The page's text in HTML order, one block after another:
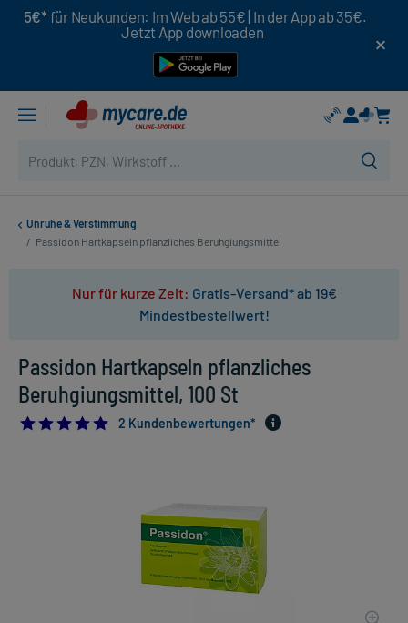
5€* für Neukunden: Im Web ab 55€ | In der App ab 35€.
Jetzt App downloaden
Unruhe & Verstimmung
/ Passidon Hartkapseln pflanzliches Beruhgiungsmittel
Nur für kurze Zeit: Gratis-Versand* ab 19€
Mindestbestellwert!
Passidon Hartkapseln pflanzliches
Beruhgiungsmittel, 100 St
5.0
2 Kundenbewertungen*